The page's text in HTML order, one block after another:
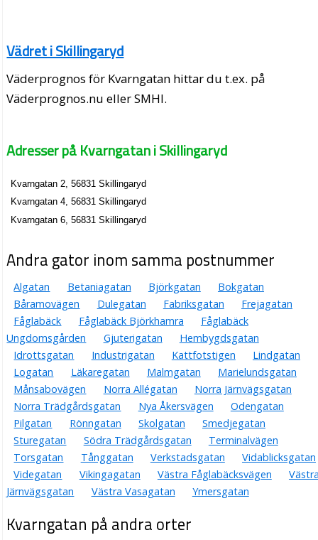
Vädret i Skillingaryd
Väderprognos för Kvarngatan hittar du t.ex. på
Väderprognos.nu eller SMHI.
Adresser på Kvarngatan i Skillingaryd
Kvarngatan 2, 56831 Skillingaryd
Kvarngatan 4, 56831 Skillingaryd
Kvarngatan 6, 56831 Skillingaryd
Andra gator inom samma postnummer
Algatan Betaniagatan Björkgatan
Bokgatan
Båramovägen
Dulegatan Fabriksgatan
Frejagatan
Fåglabäck
Fåglabäck Björkhamra
Fåglabäck
Ungdomsgården
Gjuterigatan
Hembygdsgatan
Idrottsgatan
Industrigatan Kattfotstigen
Lindgatan
Logatan
Läkaregatan Malmgatan
Marielundsgatan
Månsabovägen
Norra Allégatan
Norra Järnvägsgatan
Norra Trädgårdsgatan
Nya Åkersvägen
Odengatan
Pilgatan
Rönngatan Skolgatan
Smedjegatan
Sturegatan
Södra Trädgårdsgatan
Terminalvägen
Torsgatan
Tånggatan Verkstadsgatan
Vidablicksgatan
Videgatan
Vikingagatan Västra Fåglabäcksvägen
Järnvägsgatan
Västra Vasagatan Ymersgatan
Kvarngatan på andra orter